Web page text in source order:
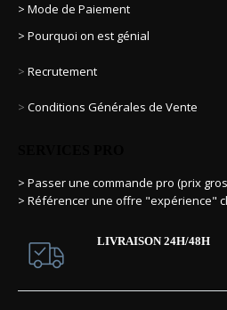
> Mode de Paiement
> Pourquoi on est génial
> Recrutement
> Conditions Générales de Vente
> Passer une commande pro (prix
> Référencer une offre "expérience"
LIVRAISON 24H/48H